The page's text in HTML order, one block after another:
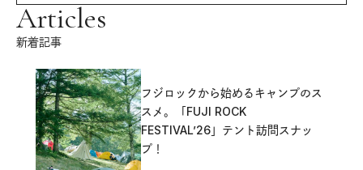
Articles
新着記事
フジロックから始めるキャンプのス
スメ。「FUJI ROCK
FESTIVAL’26」テント訪問スナッ
プ！